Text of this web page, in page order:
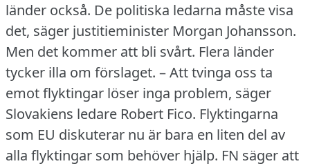
länder också. De politiska ledarna måste visa
det, säger justitieminister Morgan Johansson.
Men det kommer att bli svårt. Flera länder
tycker illa om förslaget. – Att tvinga oss ta
emot flyktingar löser inga problem, säger
Slovakiens ledare Robert Fico. Flyktingarna
som EU diskuterar nu är bara en liten del av
alla flyktingar som behöver hjälp. FN säger att